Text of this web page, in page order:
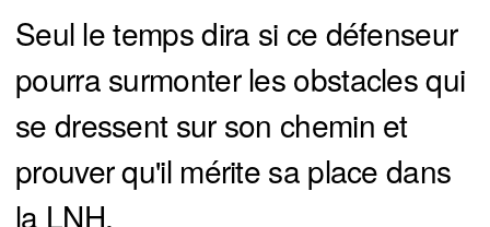
Seul le temps dira si ce défenseur
pourra surmonter les obstacles qui
se dressent sur son chemin et
prouver qu'il mérite sa place dans
la LNH.